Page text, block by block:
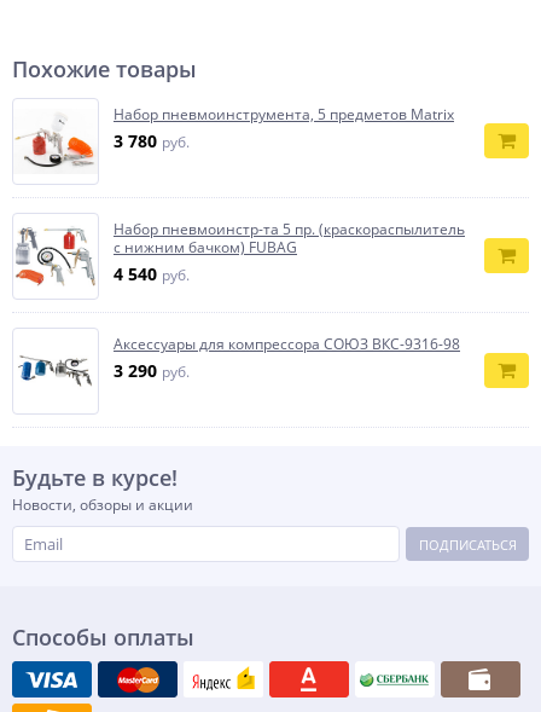
Похожие товары
Набор пневмоинструмента, 5 предметов Matrix
3 780 руб.
Набор пневмоинстр-та 5 пр. (краскораспылитель
с нижним бачком) FUBAG
4 540 руб.
Аксессуары для компрессора СОЮЗ ВКС-9316-98
3 290 руб.
Будьте в курсе!
Новости, обзоры и акции
ПОДПИСАТЬСЯ
Способы оплаты